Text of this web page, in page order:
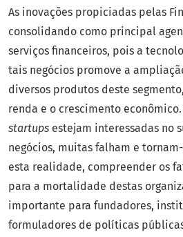
As inovações propiciadas pelas
consolidando como principal
serviços financeiros, pois a
tais negócios promove a
diversos produtos deste
renda e o crescimento
startups estejam interessadas no
negócios, muitas falham e
esta realidade, compreender os
para a mortalidade destas
importante para fundadores,
formuladores de políticas